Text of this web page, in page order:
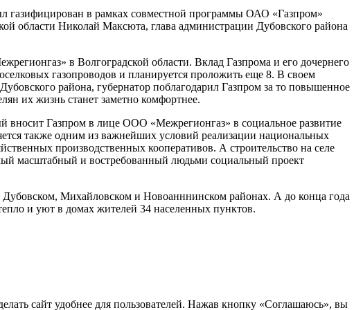
газифицирован в рамках совместной программы ОАО «Газпром»
области Николай Максюта, глава администрации Дубовского района
в Волгоградской области. Вклад Газпрома и его дочернего
газопроводов и планируется проложить еще 8. В своем
района, губернатор поблагодарил Газпром за то повышенное
их жизнь станет заметно комфортнее.
вносит Газпром в лице ООО «Межрегионгаз» в социальное развитие
также одним из важнейших условий реализации национальных
производственных кооперативов. А строительство на селе
масштабный и востребованный людьми социальный проект
Михайловском и Новоанннинском районах. А до конца года
и уют в домах жителей 34 населенных пунктов.
сайт удобнее для пользователей. Нажав кнопку «Соглашаюсь», вы